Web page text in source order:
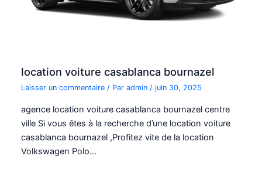
location voiture casablanca bournazel
Laisser un commentaire / Paradmin/juin 30, 2025
agence location voiture casablanca bournazel centre
ville Si vous êtes à la recherche d’une location voiture
casablanca bournazel ,Profitez vite de la location
Volkswagen Polo…